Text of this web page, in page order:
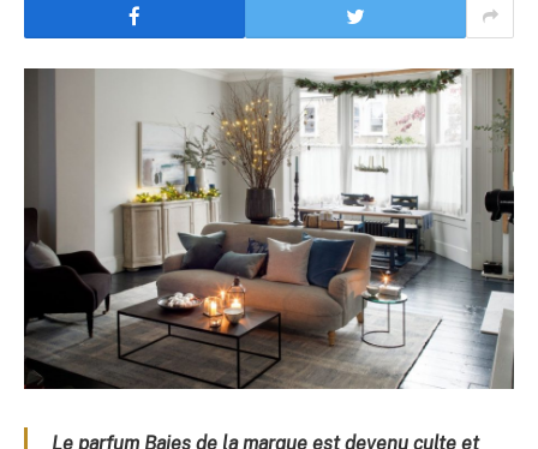
Le parfum Baies de la marque est devenu culte et